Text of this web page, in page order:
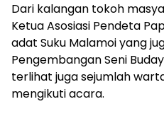
Dari kalangan tokoh
Ketua Asosiasi Pendeta
adat Suku Malamoi yang
Pengembangan Seni
terlihat juga sejumlah
mengikuti acara.